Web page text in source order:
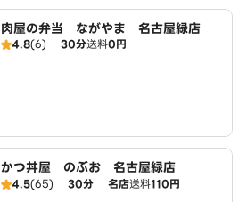
肉屋の弁当 ながやま 名古屋緑店
4.8(6) 30分送料0円
かつ丼屋 のぶお 名古屋緑店
4.5(65) 30分 名店送料110円